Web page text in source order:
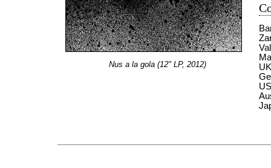
Nus a la gola (12" LP, 2012)